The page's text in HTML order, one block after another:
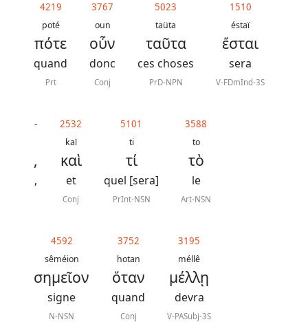
4219
poté
πότε
quand
Prt
3767
oun
οὖν
donc
Conj
5023
taüta
ταῦτα
ces choses
PrD-NPN
1510
éstaï
ἔσται
sera
V-FDmInd-3S
-
,
,
2532
kaï
καὶ
et
Conj
5101
ti
τί
quel [sera]
PrInt-NSN
3588
to
τὸ
le
Art-NSN
4592
sêméion
σημεῖον
signe
N-NSN
3752
hotan
ὅταν
quand
Conj
3195
méllê
μέλλῃ
devra
V-PASubj-3S